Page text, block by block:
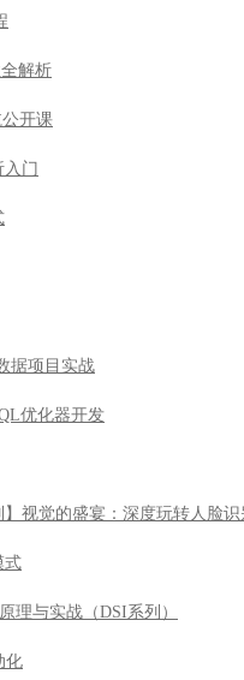
全解析
公开课
入门
据项目实战
优化器开发
】视觉的盛宴：深度玩转人脸识
式
理与实战（DSI系列）
化